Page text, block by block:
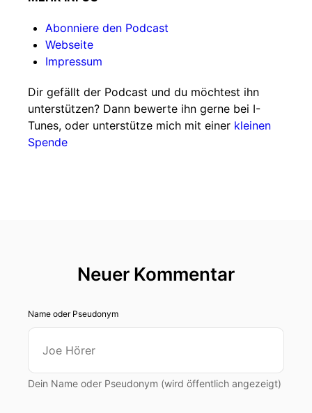
Abonniere den Podcast
Webseite
Impressum
Dir gefällt der Podcast und du möchtest ihn
unterstützen? Dann bewerte ihn gerne bei I-
Tunes, oder unterstütze mich mit einer kleinen
Spende
Neuer Kommentar
Name oder Pseudonym
Dein Name oder Pseudonym (wird öffentlich angezeigt)